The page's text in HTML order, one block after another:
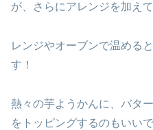
が、さらにアレンジを加え
レンジやオーブンで温める
す！
熱々の芋ようかんに、バタ
をトッピングするのもいい